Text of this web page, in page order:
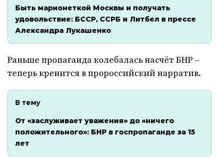
Быть марионеткой Москвы и получать
удовольствие: БССР, ССРБ и Литбел в прессе
Александра Лукашенко
Раньше пропаганда колебалась насчёт БНР –
теперь кренится в пророссийский нарратив.
В тему
От «заслуживает уважения» до «ничего
положительного»: БНР в госпропаганде за 15
лет